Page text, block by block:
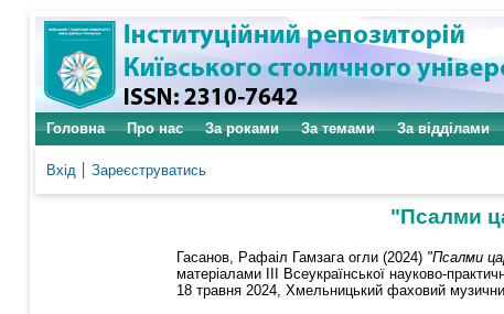
Головна Про нас За роками За темами За відділами
Вхід Зареєструватись
"Псалми
Гасанов, Рафаіл Гамзага огли (2024) "Псалми
матеріалами ІІІ Всеукраїнської науково-
18 травня 2024, Хмельницький фаховий